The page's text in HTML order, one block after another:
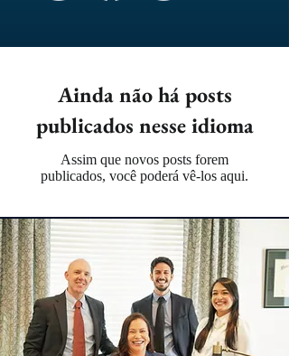
Ainda não há posts
publicados nesse idioma
Assim que novos posts forem
publicados, você poderá vê-los aqui.